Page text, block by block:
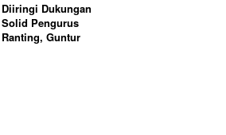
Diiringi Dukungan
Solid Pengurus
Ranting, Guntur